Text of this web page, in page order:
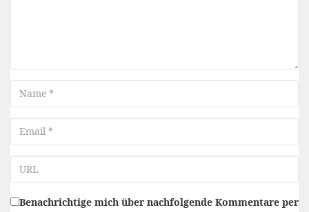
Name
Email
Benachrichtige mich über nachfolgende Kommentare per